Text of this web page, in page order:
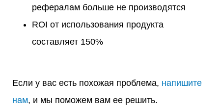
рефералам больше не производятся
ROI от использования продукта
составляет 150%
Если у вас есть похожая проблема, напишите
нам, и мы поможем вам ее решить.